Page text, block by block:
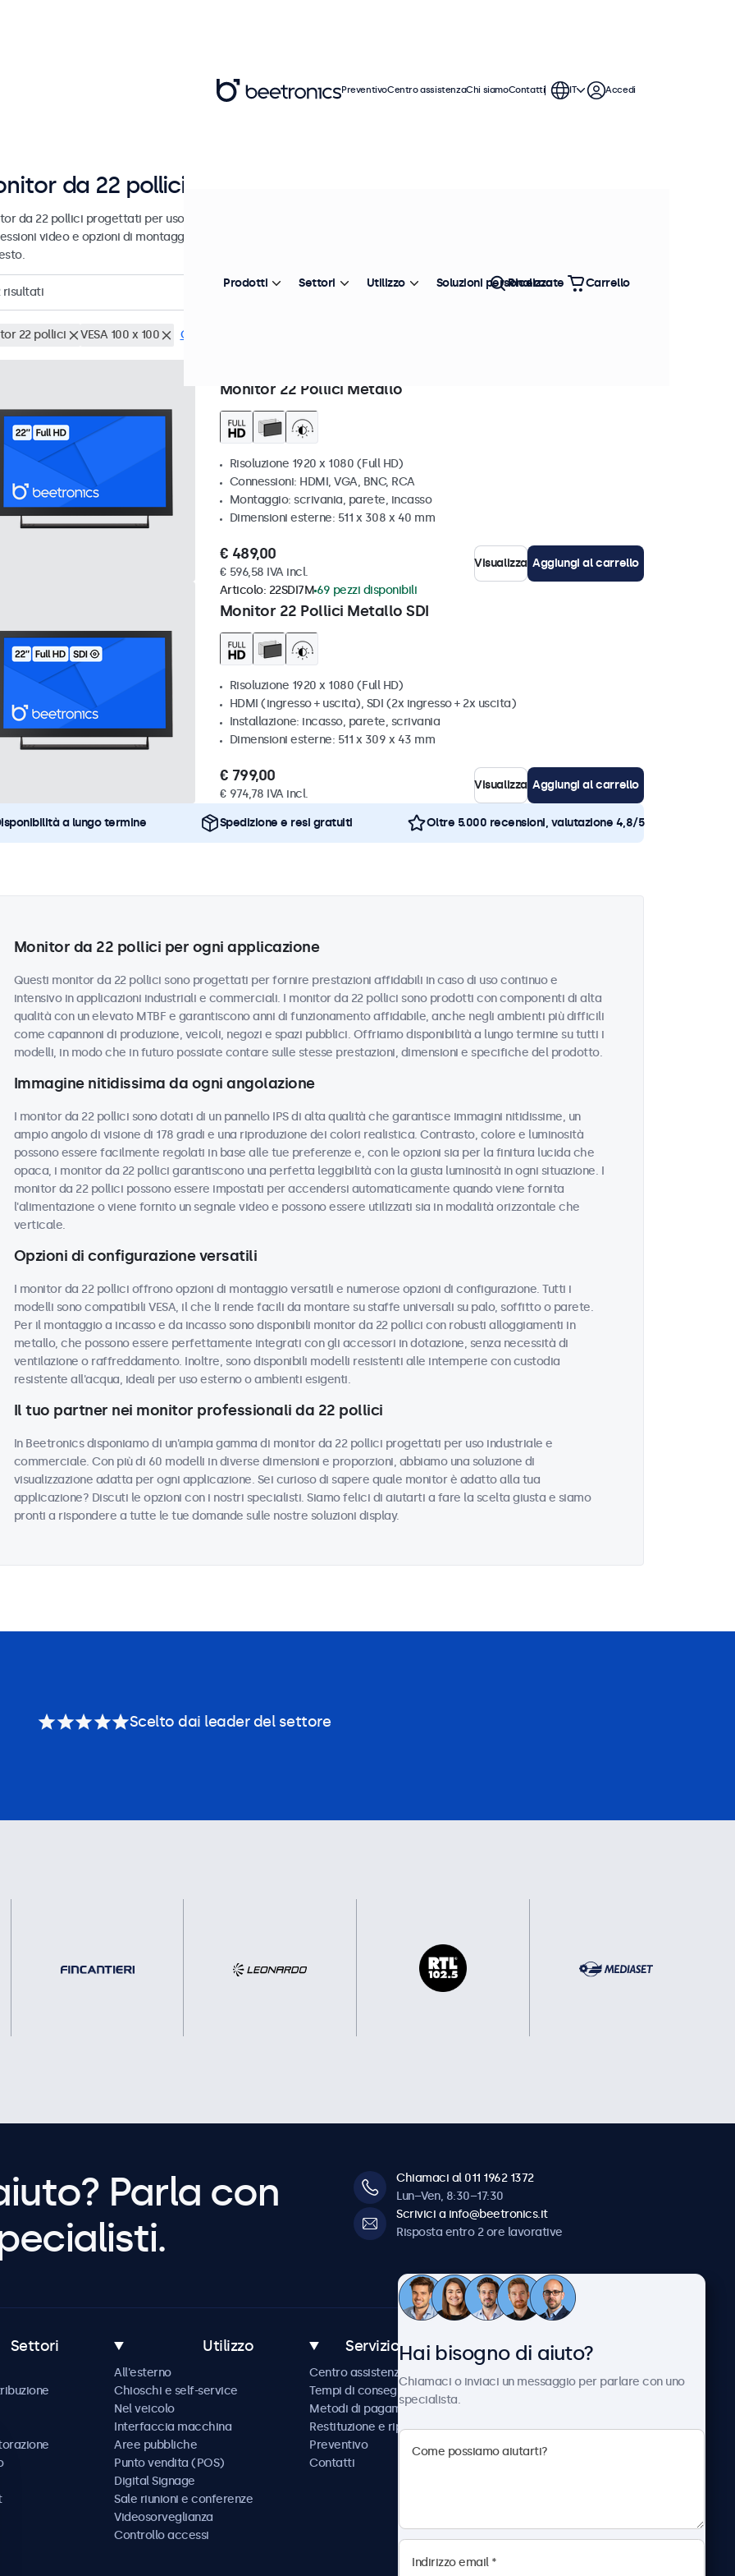
da 22 pollici
da 22 pollici progettati per uso industriale e commerciale. Questi monitor da 22 pollici offrono varie
video e opzioni di montaggio versatili, consentendo loro di integrarsi perfettamente qualsiasi
risultati Più venduto
22 pollici VESA 100 x 100 Cancella i filtri
Monitor 22 Pollici Metallo
Risoluzione 1920 x 1080 (Full HD)
Connessioni: HDMI, VGA, BNC, RCA
Montaggio: scrivania, parete, incasso
Dimensioni esterne: 511 x 308 x 40 mm
€ 489,00
€ 596,58 IVA incl.
Visualizza Aggiungi al carrello
Monitor 22 Pollici Metallo SDI
Articolo: 22SDI7M 69 pezzi disponibili
Risoluzione 1920 x 1080 (Full HD)
HDMI (ingresso + uscita), SDI (2x ingresso + 2x uscita)
Installazione: incasso, parete, scrivania
Dimensioni esterne: 511 x 309 x 43 mm
€ 799,00
€ 974,78 IVA incl.
Visualizza Aggiungi al carrello
a lungo termine Spedizione e resi gratuiti Oltre 5.000 recensioni, valutazione 4,8/5
Monitor da 22 pollici per ogni applicazione
Questi monitor da 22 pollici sono progettati per fornire prestazioni affidabili in caso di uso continuo e
intensivo in applicazioni industriali e commerciali. I monitor da 22 pollici sono prodotti con componenti di alta
qualità con un elevato MTBF e garantiscono anni di funzionamento affidabile, anche negli ambienti più difficili
come capannoni di produzione, veicoli, negozi e spazi pubblici. Offriamo disponibilità a lungo termine su tutti i
modelli, in modo che in futuro possiate contare sulle stesse prestazioni, dimensioni e specifiche del prodotto.
Immagine nitidissima da ogni angolazione
I monitor da 22 pollici sono dotati di un pannello IPS di alta qualità che garantisce immagini nitidissime, un
ampio angolo di visione di 178 gradi e una riproduzione dei colori realistica. Contrasto, colore e luminosità
possono essere facilmente regolati in base alle tue preferenze e, con le opzioni sia per la finitura lucida che
opaca, i monitor da 22 pollici garantiscono una perfetta leggibilità con la giusta luminosità in ogni situazione. I
monitor da 22 pollici possono essere impostati per accendersi automaticamente quando viene fornita
l'alimentazione o viene fornito un segnale video e possono essere utilizzati sia in modalità orizzontale che
verticale.
Opzioni di configurazione versatili
I monitor da 22 pollici offrono opzioni di montaggio versatili e numerose opzioni di configurazione. Tutti i
modelli sono compatibili VESA, il che li rende facili da montare su staffe universali su palo, soffitto o parete.
Per il montaggio a incasso e da incasso sono disponibili monitor da 22 pollici con robusti alloggiamenti in
metallo, che possono essere perfettamente integrati con gli accessori in dotazione, senza necessità di
ventilazione o raffreddamento. Inoltre, sono disponibili modelli resistenti alle intemperie con custodia
resistente all'acqua, ideali per uso esterno o ambienti esigenti.
Il tuo partner nei monitor professionali da 22 pollici
In Beetronics disponiamo di un'ampia gamma di monitor da 22 pollici progettati per uso industriale e
commerciale. Con più di 60 modelli in diverse dimensioni e proporzioni, abbiamo una soluzione di
visualizzazione adatta per ogni applicazione. Sei curioso di sapere quale monitor è adatto alla tua
applicazione? Discuti le opzioni con i nostri specialisti. Siamo felici di aiutarti a fare la scelta giusta e siamo
pronti a rispondere a tutte le tue domande sulle nostre soluzioni display.
PreventivoCentro assistenzaChi siamoContatti IT Accedi
Prodotti Settori Utilizzo Soluzioni personalizzate
Ricerca Carrello
Scelto dai leader del settore
Parla con
Chiamaci al 011 1962 1372
Lun–Ven, 8:30–17:30
Scrivici a info@beetronics.it
Risposta entro 2 ore lavorative
Settori Utilizzo
All'esterno
Chioschi e self-service
Nel veicolo
Interfaccia macchina
Aree pubbliche
Punto vendita (POS)
Digital Signage
Sale riunioni e conferenze
Videosorveglianza
Controllo accessi
Servizio Clienti
Centro assistenza
Tempi di consegna
Metodi di pagamento
Restituzione e riparazione
Preventivo
Contatti
Chi siamo
Notizie e aggiornamenti
Beetronics
Lavora con noi
Hai bisogno di aiuto?
Chiamaci o inviaci un messaggio per parlare con uno
specialista.